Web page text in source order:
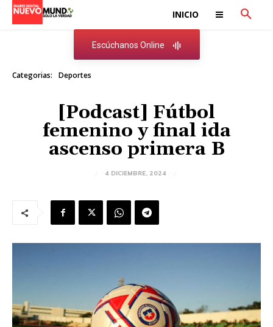
INICIO
Escúchanos Online
Categorias: Deportes
[Podcast] Fútbol
femenino y final ida
ascenso primera B
4 DICIEMBRE, 2024